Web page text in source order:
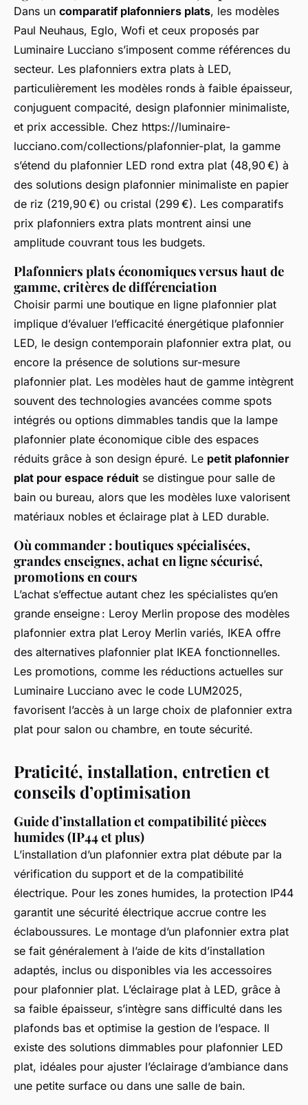
Dans un comparatif plafonniers plats, les modèles
Paul Neuhaus, Eglo, Wofi et ceux proposés par
Luminaire Lucciano s’imposent comme références du
secteur. Les plafonniers extra plats à LED,
particulièrement les modèles ronds à faible épaisseur,
conjuguent compacité, design plafonnier minimaliste,
et prix accessible. Chez https://luminaire-
lucciano.com/collections/plafonnier-plat, la gamme
s’étend du plafonnier LED rond extra plat (48,90 €) à
des solutions design plafonnier minimaliste en papier
de riz (219,90 €) ou cristal (299 €). Les comparatifs
prix plafonniers extra plats montrent ainsi une
amplitude couvrant tous les budgets.
Plafonniers plats économiques versus haut de
gamme, critères de différenciation
Choisir parmi une boutique en ligne plafonnier plat
implique d’évaluer l’efficacité énergétique plafonnier
LED, le design contemporain plafonnier extra plat, ou
encore la présence de solutions sur-mesure
plafonnier plat. Les modèles haut de gamme intègrent
souvent des technologies avancées comme spots
intégrés ou options dimmables tandis que la lampe
plafonnier plate économique cible des espaces
réduits grâce à son design épuré. Le petit plafonnier
plat pour espace réduit se distingue pour salle de
bain ou bureau, alors que les modèles luxe valorisent
matériaux nobles et éclairage plat à LED durable.
Où commander : boutiques spécialisées,
grandes enseignes, achat en ligne sécurisé,
promotions en cours
L’achat s’effectue autant chez les spécialistes qu’en
grande enseigne : Leroy Merlin propose des modèles
plafonnier extra plat Leroy Merlin variés, IKEA offre
des alternatives plafonnier plat IKEA fonctionnelles.
Les promotions, comme les réductions actuelles sur
Luminaire Lucciano avec le code LUM2025,
favorisent l’accès à un large choix de plafonnier extra
plat pour salon ou chambre, en toute sécurité.
Praticité, installation, entretien et
conseils d’optimisation
Guide d’installation et compatibilité pièces
humides (IP44 et plus)
L’installation d’un plafonnier extra plat débute par la
vérification du support et de la compatibilité
électrique. Pour les zones humides, la protection IP44
garantit une sécurité électrique accrue contre les
éclaboussures. Le montage d’un plafonnier extra plat
se fait généralement à l’aide de kits d’installation
adaptés, inclus ou disponibles via les accessoires
pour plafonnier plat. L’éclairage plat à LED, grâce à
sa faible épaisseur, s’intègre sans difficulté dans les
plafonds bas et optimise la gestion de l’espace. Il
existe des solutions dimmables pour plafonnier LED
plat, idéales pour ajuster l’éclairage d’ambiance dans
une petite surface ou dans une salle de bain.